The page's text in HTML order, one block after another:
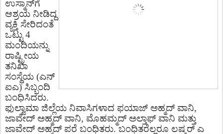
ಉಸ್ಮಾನ್​ಗೆ
ಆಶ್ರಯ ನೀಡಿದ್ದ
ವ್ಯಕ್ತಿ ಸೇರಿದಂತೆ
ಒಟ್ಟು 4
ಮಂದಿಯನ್ನು
ರಾಷ್ಟ್ರೀಯ
ತನಿಖಾ
ಸಂಸ್ಥೆಯ (ಎನ್​
ಐಎ) ಸಿಬ್ಬಂದಿ
ಬಂಧಿಸಿದರು.
ಫುಲ್ವಾಮಾ ಜಿಲ್ಲೆಯ ನಿವಾಸಿಗಳಾದ ಫಯಾಜ್ ಅಹ್ಮದ್ ವಾನಿ,
ಜಾವೇದ್ ಅಹ್ಮದ್ ವಾನಿ, ಮೊಹಮ್ಮದ್ ಅಲ್ತಾಫ್ ವಾನಿ ಮತ್ತು
ಜಾವೇದ್ ಅಹ್ಮದ್ ಪರೆ ಬಂಧಿತರು. ಬಂಧಿತರೆಲ್ಲರೂ ಲಷ್ಕರ್ ಎ